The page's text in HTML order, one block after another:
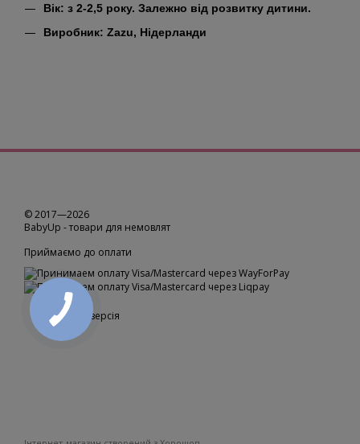
Вік: з 2-2,5 року. Залежно від розвитку дитини.
Виробник: Zazu, Нідерланди
© 2017—2026
BabyUp -товари для немовлят
Приймаємо до оплати
Мобільна версія